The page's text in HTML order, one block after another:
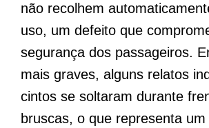
não recolhem
uso, um defeito que
segurança dos passageiros.
mais graves, alguns relatos
cintos se soltaram durante
bruscas, o que representa